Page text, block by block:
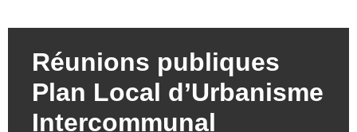
Réunions publiques
Plan Local d’Urbanisme
Intercommunal